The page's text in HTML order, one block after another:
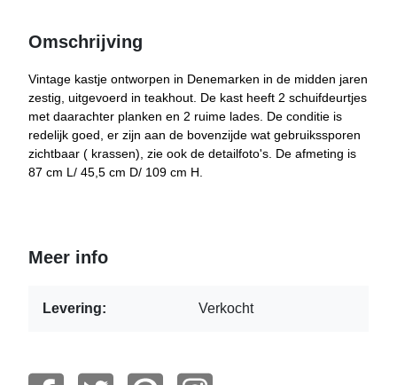
Omschrijving
Vintage kastje ontworpen in Denemarken in de midden jaren
zestig, uitgevoerd in teakhout. De kast heeft 2 schuifdeurtjes
met daarachter planken en 2 ruime lades. De conditie is
redelijk goed, er zijn aan de bovenzijde wat gebruikssporen
zichtbaar ( krassen), zie ook de detailfoto's. De afmeting is
87 cm L/ 45,5 cm D/ 109 cm H.
Meer info
Levering: Verkocht